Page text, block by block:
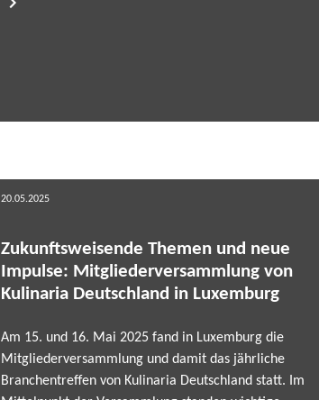
20.05.2025
Zukunftsweisende Themen und neue
Impulse: Mitgliederversammlung von
Kulinaria Deutschland in Luxemburg
Am 15. und 16. Mai 2025 fand in Luxemburg die
Mitgliederversammlung und damit das jährliche
Branchentreffen von Kulinaria Deutschland statt. Im